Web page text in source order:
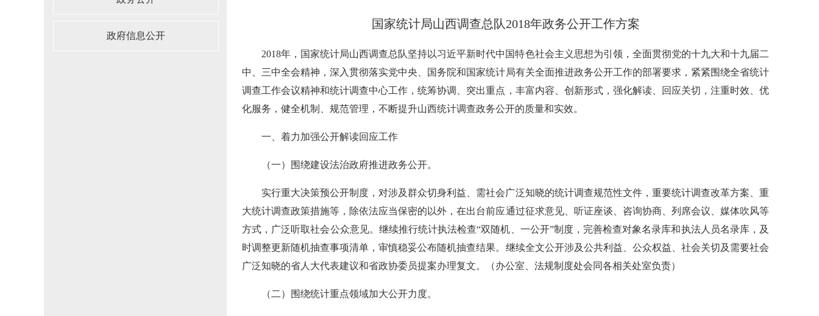
政府信息公开
国家统计局山西调查总队2018年政务公开工作方案
2018年，国家统计局山西调查总队坚持以习近平新时代中国特色社会主义思想为引领，全面贯彻党的十九大和十九届二
中、三中全会精神，深入贯彻落实党中央、国务院和国家统计局有关全面推进政务公开工作的部署要求，紧紧围绕全省统计
调查工作会议精神和统计调查中心工作，统筹协调、突出重点，丰富内容、创新形式，强化解读、回应关切，注重时效、优
化服务，健全机制、规范管理，不断提升山西统计调查政务公开的质量和实效。
一、着力加强公开解读回应工作
（一）围绕建设法治政府推进政务公开。
实行重大决策预公开制度，对涉及群众切身利益、需社会广泛知晓的统计调查规范性文件，重要统计调查改革方案、重
大统计调查政策措施等，除依法应当保密的以外，在出台前应通过征求意见、听证座谈、咨询协商、列席会议、媒体吹风等
方式，广泛听取社会公众意见。继续推行统计执法检查“双随机、一公开”制度，完善检查对象名录库和执法人员名录库，及
时调整更新随机抽查事项清单，审慎稳妥公布随机抽查结果。继续全文公开涉及公共利益、公众权益、社会关切及需要社会
广泛知晓的省人大代表建议和省政协委员提案办理复文。（办公室、法规制度处会同各相关处室负责）
（二）围绕统计重点领域加大公开力度。